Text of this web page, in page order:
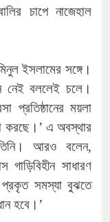
চাপে নাজেহাল
ইসলামের সঙ্গে।
নেই বললেই চলে।
প্রতিষ্ঠানের ময়লা
করছে।’ এ অবস্থার
আরও বলেন,
গাড়িবিহীন সাধারণ
সমস্যা বুঝতে
হবে।’